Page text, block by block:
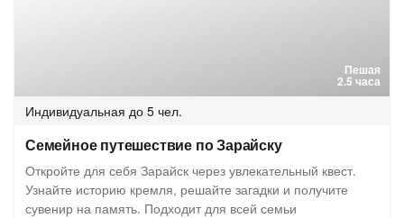
Пешая
2.5 часа
Индивидуальная до 5 чел.
Семейное путешествие по Зарайску
Откройте для себя Зарайск через увлекательный квест.
Узнайте историю кремля, решайте загадки и получите
сувенир на память. Подходит для всей семьи